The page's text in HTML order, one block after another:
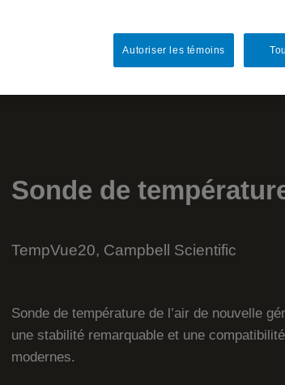
relative
Sonde de
TempVue20, Campbell Scientific
Sonde de température de l’air de nouvelle
une stabilité remarquable et une
modernes.
Autoriser les témoins